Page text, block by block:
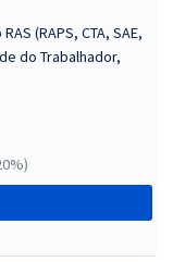
(RAPS, CTA, SAE,
do Trabalhador,